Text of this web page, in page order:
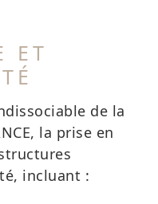
ET
de la
la prise en
incluant :